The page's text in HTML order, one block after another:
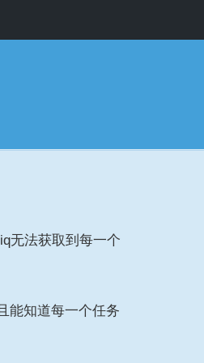
无法获取到每一个
能知道每一个任务